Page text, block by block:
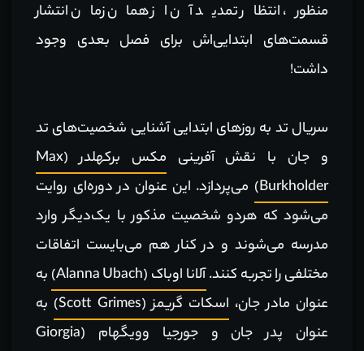
منظور، انتظار تمدید آن از همان زمان انتشار
قسمت‌های ابتدایی‌اش برای فصل بعدی وجود
داشت!
سریال تد به روزهای ابتدایی آشنایی شخصیت‌های تد
و جان با نقش آفرینی
مکس برکهلدر (Max
Burkholder) می‌پردازد. این عنوان در دوره‌ای روایت
می‌شود که هردو شخصیت مذکور با یک‌دیگر وارد
مدرسه می‌شوند و در کنار هم می‌بایست اتفاقات
مختلفی را تجربه کنند.آلانا اوباک (Alanna Ubach)
به
عنوان مادر جان، اسکات گریمز (Scott Grimes)
به
عنوان پدر جان و جورجیا وویگهام (Giorgia